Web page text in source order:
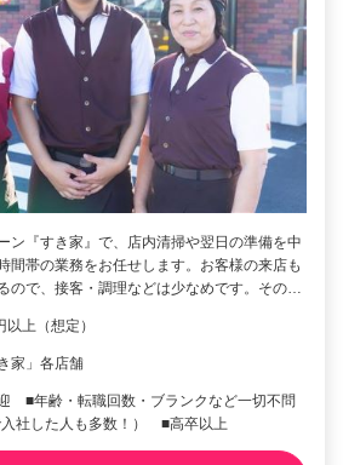
ン『すき家』で、店内清掃や翌日の準備を中
間帯の業務をお任せします。お客様の来店も
ので、接客・調理などは少なめです。その…
上（想定）
家」各店舗
■年齢・転職回数・ブランクなど一切不問
入社した人も多数！） ■高卒以上